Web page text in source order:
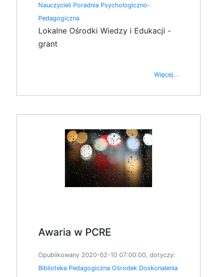
Nauczycieli Poradnia Psychologiczno-
Pedagogiczna
Lokalne Ośrodki Wiedzy i Edukacji -
grant
Więcej...
Awaria w PCRE
Opublikowany 2020-02-10 07:00:00, dotyczy:
Biblioteka Pedagogiczna Ośrodek Doskonalenia